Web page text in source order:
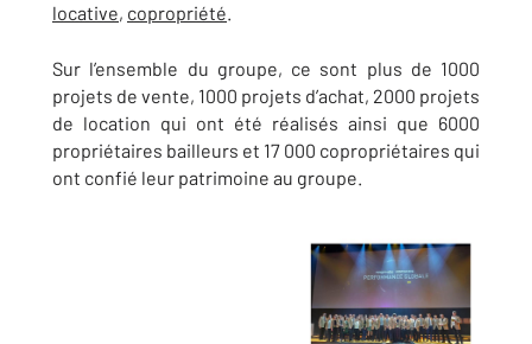
locative, copropriété.
Sur l’ensemble du groupe, ce sont plus de 1000
projets de vente, 1000 projets d’achat, 2000 projets
de location qui ont été réalisés ainsi que 6000
propriétaires bailleurs et 17 000 copropriétaires qui
ont confié leur patrimoine au groupe.